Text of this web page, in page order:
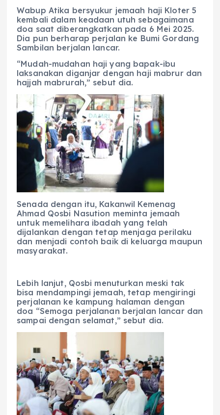
Wabup Atika bersyukur jemaah haji Kloter 5
kembali dalam keadaan utuh sebagaimana
doa saat diberangkatkan pada 6 Mei 2025.
Dia pun berharap perjalan ke Bumi Gordang
Sambilan berjalan lancar.
“Mudah-mudahan haji yang bapak-ibu
laksanakan diganjar dengan haji mabrur dan
hajjah mabrurah,” sebut dia.
Senada dengan itu, Kakanwil Kemenag
Ahmad Qosbi Nasution meminta jemaah
untuk memelihara ibadah yang telah
dijalankan dengan tetap menjaga perilaku
dan menjadi contoh baik di keluarga maupun
masyarakat.
Lebih lanjut, Qosbi menuturkan meski tak
bisa mendampingi jemaah, tetap mengiringi
perjalanan ke kampung halaman dengan
doa “Semoga perjalanan berjalan lancar dan
sampai dengan selamat,” sebut dia.